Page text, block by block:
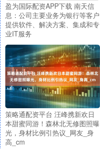
盈为国际配资APP下载 南天信
息：公司主要业务为银行等客户
提供软件、解决方案、集成和专
业IT服务
策略通配资平台 汪峰携新欢日
本甜蜜同游！森林北无修图照曝
光，身材比例引热议_网友_身
高_cm